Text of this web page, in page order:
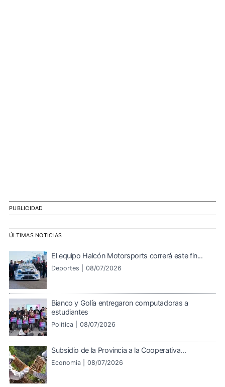
PUBLICIDAD
ÚLTIMAS NOTICIAS
El equipo Halcón Motorsports correrá este fin...
Deportes | 08/07/2026
Bianco y Golía entregaron computadoras a
estudiantes
Política | 08/07/2026
Subsidio de la Provincia a la Cooperativa...
Economia | 08/07/2026